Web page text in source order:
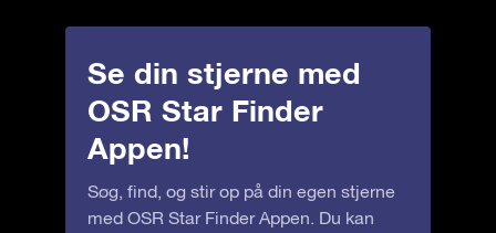
Se din stjerne med
OSR Star Finder
Appen!
Søg, find, og stir op på din egen stjerne
med OSR Star Finder Appen. Du kan